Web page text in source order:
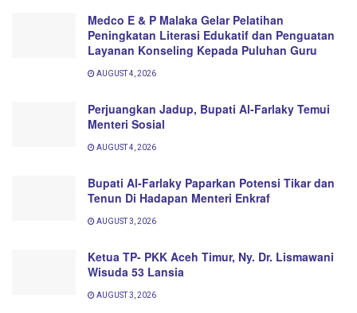
Medco E & P Malaka Gelar Pelatihan
Peningkatan Literasi Edukatif dan Penguatan
Layanan Konseling Kepada Puluhan Guru
AUGUST 4, 2026
Perjuangkan Jadup, Bupati Al-Farlaky Temui
Menteri Sosial
AUGUST 4, 2026
Bupati Al-Farlaky Paparkan Potensi Tikar dan
Tenun Di Hadapan Menteri Enkraf
AUGUST 3, 2026
Ketua TP- PKK Aceh Timur, Ny. Dr. Lismawani
Wisuda 53 Lansia
AUGUST 3, 2026